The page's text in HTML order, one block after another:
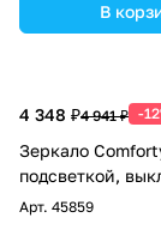
В
4 348 ₽4 941 ₽ -
Зеркало
подсветкой,
Арт. 45859